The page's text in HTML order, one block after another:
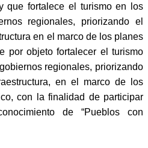
que fortalece el turismo en los
regionales, priorizando el
en el marco de los planes
por objeto fortalecer el turismo
regionales, priorizando
en el marco de los
con la finalidad de participar
de “Pueblos con